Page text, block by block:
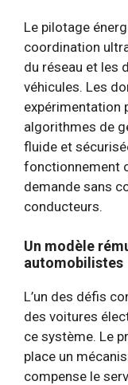
Le pilotage
coordination
du réseau et les
véhicules. Les
expérimentation
algorithmes de
fluide et
fonctionnement
demande sans
conducteurs.
Un modèle
automobilistes
L’un des défis
des voitures
ce système. Le
place un
compense le